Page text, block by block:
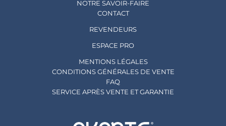
NOTRE SAVOIR-FAIRE
CONTACT
REVENDEURS
ESPACE PRO
MENTIONS LÉGALES
CONDITIONS GÉNÉRALES DE VENTE
FAQ
SERVICE APRÈS VENTE ET GARANTIE